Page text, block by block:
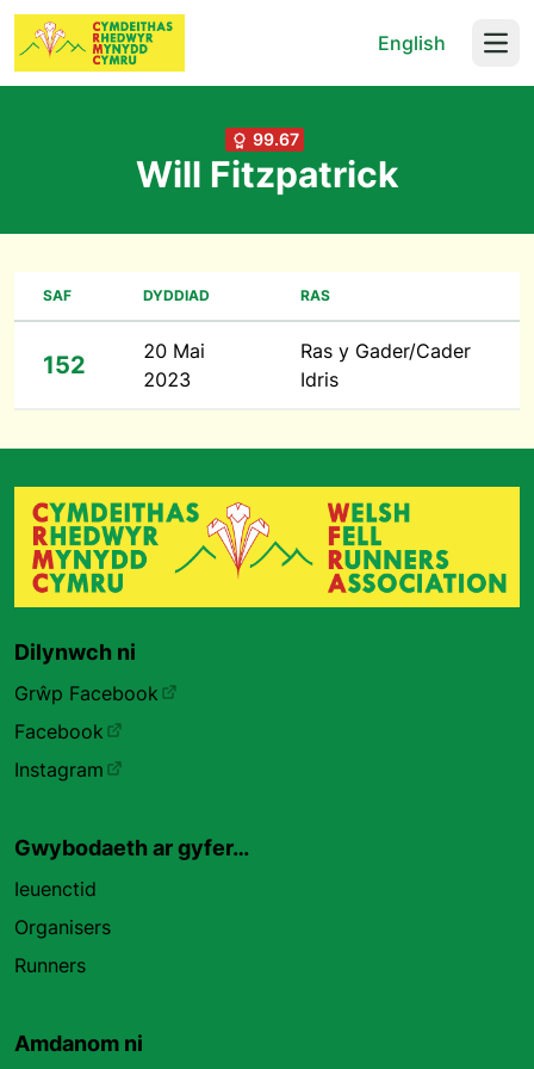
English
99.67
Will Fitzpatrick
SAF DYDDIAD RAS
152
20 Mai
2023
Ras y Gader/Cader
Idris
Dilynwch ni
Grŵp Facebook
Facebook
Instagram
Gwybodaeth ar gyfer…
Ieuenctid
Organisers
Runners
Amdanom ni